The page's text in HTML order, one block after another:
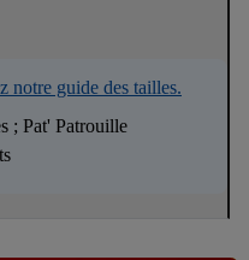
notre guide des tailles.
; Pat' Patrouille